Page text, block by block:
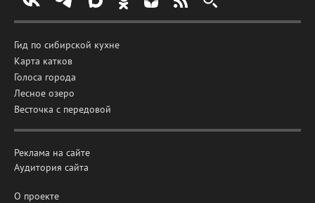
Гид по сибирской кухне
Карта катков
Голоса города
Лесное озеро
Весточка с передовой
Реклама на сайте
Аудитория сайта
О проекте